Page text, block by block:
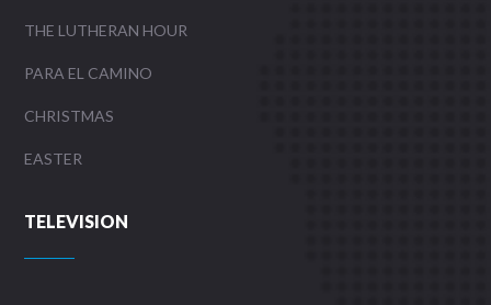
THE LUTHERAN HOUR
PARA EL CAMINO
CHRISTMAS
EASTER
TELEVISION